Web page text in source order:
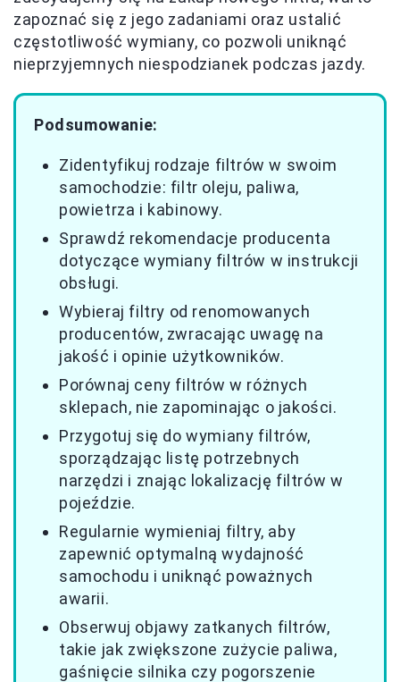
zapoznać się z jego zadaniami oraz ustalić
częstotliwość wymiany, co pozwoli uniknąć
nieprzyjemnych niespodzianek podczas jazdy.
Podsumowanie:
Zidentyfikuj rodzaje filtrów w swoim
samochodzie: filtr oleju, paliwa,
powietrza i kabinowy.
Sprawdź rekomendacje producenta
dotyczące wymiany filtrów w instrukcji
obsługi.
Wybieraj filtry od renomowanych
producentów, zwracając uwagę na
jakość i opinie użytkowników.
Porównaj ceny filtrów w różnych
sklepach, nie zapominając o jakości.
Przygotuj się do wymiany filtrów,
sporządzając listę potrzebnych
narzędzi i znając lokalizację filtrów w
pojeździe.
Regularnie wymieniaj filtry, aby
zapewnić optymalną wydajność
samochodu i uniknąć poważnych
awarii.
Obserwuj objawy zatkanych filtrów,
takie jak zwiększone zużycie paliwa,
gaśnięcie silnika czy pogorszenie